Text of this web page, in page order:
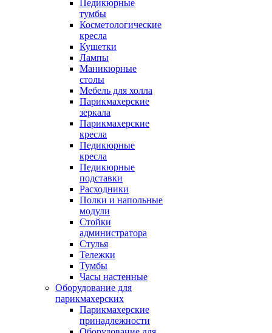
Педикюрные
тумбы
Косметологические
кресла
Кушетки
Лампы
Маникюрные
столы
Мебель для холла
Парикмахерские
зеркала
Парикмахерские
кресла
Педикюрные
кресла
Педикюрные
подставки
Расходники
Полки и напольные
модули
Стойки
администратора
Стулья
Тележки
Тумбы
Часы настенные
Оборудование для
парикмахерских
Парикмахерские
принадлежности